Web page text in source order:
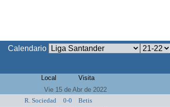
Calendario
Local Visita
Vie 15 de Abr de 2022
R. Sociedad
0-0 Betis